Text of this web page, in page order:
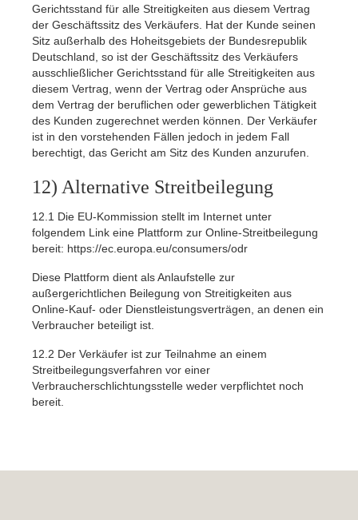
Gerichtsstand für alle Streitigkeiten aus diesem Vertrag
der Geschäftssitz des Verkäufers. Hat der Kunde seinen
Sitz außerhalb des Hoheitsgebiets der Bundesrepublik
Deutschland, so ist der Geschäftssitz des Verkäufers
ausschließlicher Gerichtsstand für alle Streitigkeiten aus
diesem Vertrag, wenn der Vertrag oder Ansprüche aus
dem Vertrag der beruflichen oder gewerblichen Tätigkeit
des Kunden zugerechnet werden können. Der Verkäufer
ist in den vorstehenden Fällen jedoch in jedem Fall
berechtigt, das Gericht am Sitz des Kunden anzurufen.
12) Alternative Streitbeilegung
12.1 Die EU-Kommission stellt im Internet unter
folgendem Link eine Plattform zur Online-Streitbeilegung
bereit: https://ec.europa.eu/consumers/odr
Diese Plattform dient als Anlaufstelle zur
außergerichtlichen Beilegung von Streitigkeiten aus
Online-Kauf- oder Dienstleistungsverträgen, an denen ein
Verbraucher beteiligt ist.
12.2 Der Verkäufer ist zur Teilnahme an einem
Streitbeilegungsverfahren vor einer
Verbraucherschlichtungsstelle weder verpflichtet noch
bereit.